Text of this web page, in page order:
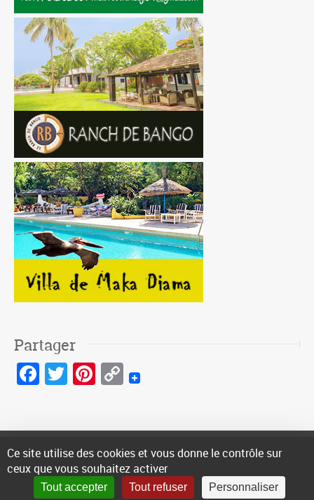
Partager
Facebook
Twitter
Pinterest
Copy
© 2016-2026 site réalisé et édité parSencyb| Nous contacter
Mentions Légales|Politique de confidentialité
Ce site utilise des cookies et vous donne le contrôle sur
ceux que vous souhaitez activer
Tout accepter Tout refuser Personnaliser